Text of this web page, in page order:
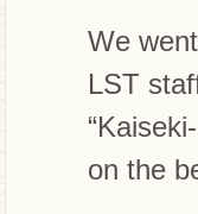
We
LST
on the